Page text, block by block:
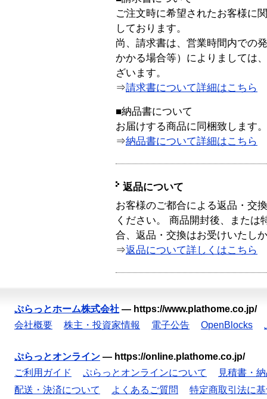
ご注文時に希望されたお客様に
しております。
尚、請求書は、営業時間内での
かかる場合等）によりましては
ざいます。
⇒請求書について詳細はこちら
■納品書について
お届けする商品に同梱致します。
⇒納品書について詳細はこちら
返品について
お客様のご都合による返品・交
ください。 商品開封後、または
合、返品・交換はお受けいたし
⇒返品について詳しくはこちら
ぷらっとホーム株式会社 — https://www.plathome.co.jp/
会社概要
株主・投資家情報 電子公告 OpenBlocks
ぷらっとオンライン — https://online.plathome.co.jp/
ご利用ガイド
ぷらっとオンラインについて
見積書・
配送・決済について
よくあるご質問
特定商取引法に